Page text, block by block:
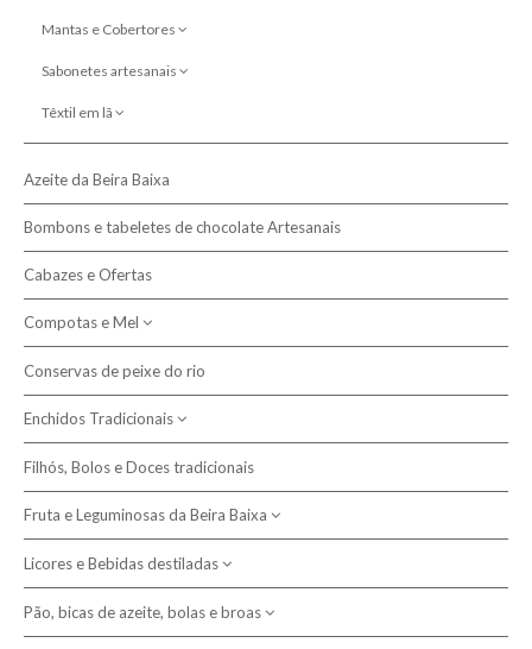
Mantas e Cobertores
Cobertores de criança
Sabonetes artesanais
de azeite
de leite de ovelha
Têxtil em lã
Cachecóis
Écharpes
Azeite da Beira Baixa
Bombons e tabeletes de chocolate Artesanais
Cabazes e Ofertas
Compotas e Mel
Compotas
Mel da Beira Baixa
Conservas de peixe do rio
Enchidos Tradicionais
Alheiras
Chouriças e Paios
Farinheiras
Morcelas
Filhós, Bolos e Doces tradicionais
Fruta e Leguminosas da Beira Baixa
Cerejas e outras frutas
Leguminosas regionais
Licores e Bebidas destiladas
Aguardentes, Gins e outros destilados
Pão, bicas de azeite, bolas e broas